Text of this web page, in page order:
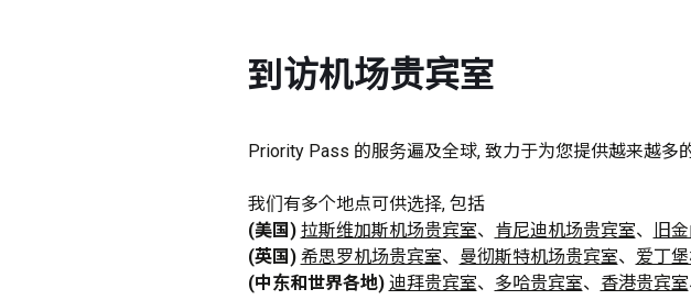
到访机场贵宾室
Priority Pass 的服务遍及全球, 致力于为您提供越来越多
我们有多个地点可供选择, 包括
(美国) 拉斯维加斯机场贵宾室、 肯尼迪机场贵宾室、 旧
(英国) 希思罗机场贵宾室、 曼彻斯特机场贵宾室、 爱丁
(中东和世界各地) 迪拜贵宾室、 多哈贵宾室、 香港贵宾室